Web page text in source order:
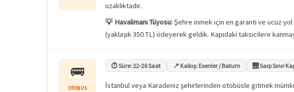
uzaklıktadır.
💡 Havalimanı Tüyosu:Şehre inmek için en garanti ve ucuz yol
(yaklaşık 350 TL) ödeyerek geldik. Kapıdaki taksicilere
🚌
OTOBÜS
⏱️ Süre: 22-26 Saat 📍 Kalkış: Esenler / Batum 🌉 Sarp Sınır
İstanbul veya Karadeniz şehirlerinden otobüsle gitmek